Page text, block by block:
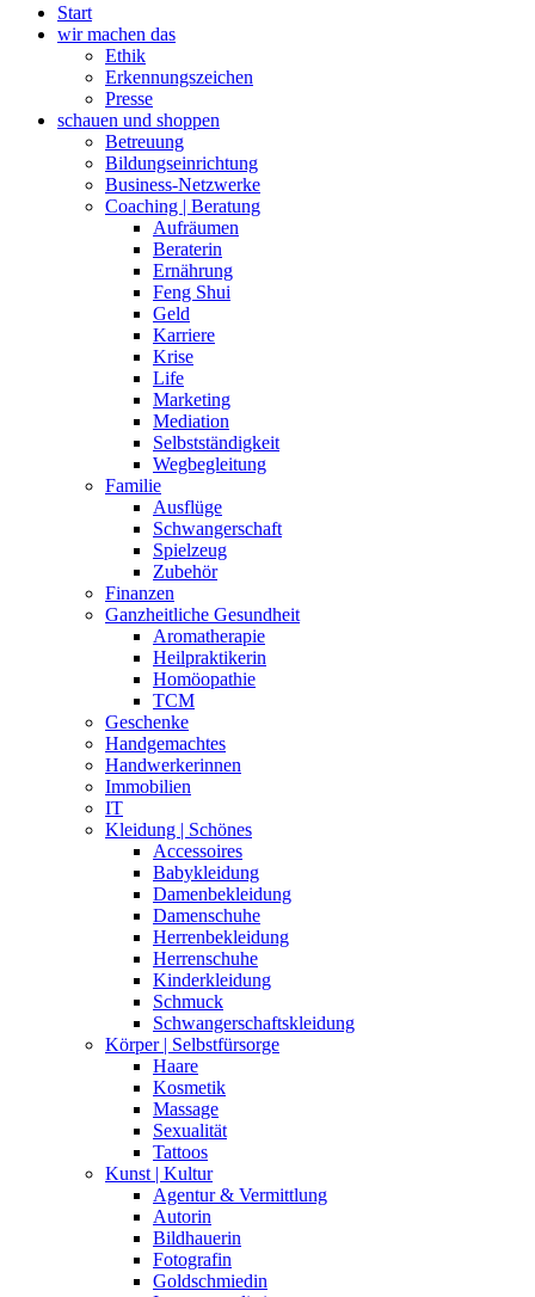
Start
wir machen das
Ethik
Erkennungszeichen
Presse
schauen und shoppen
Betreuung
Bildungseinrichtung
Business-Netzwerke
Coaching | Beratung
Aufräumen
Beraterin
Ernährung
Feng Shui
Geld
Karriere
Krise
Life
Marketing
Mediation
Selbstständigkeit
Wegbegleitung
Familie
Ausflüge
Schwangerschaft
Spielzeug
Zubehör
Finanzen
Ganzheitliche Gesundheit
Aromatherapie
Heilpraktikerin
Homöopathie
TCM
Geschenke
Handgemachtes
Handwerkerinnen
Immobilien
IT
Kleidung | Schönes
Accessoires
Babykleidung
Damenbekleidung
Damenschuhe
Herrenbekleidung
Herrenschuhe
Kinderkleidung
Schmuck
Schwangerschaftskleidung
Körper | Selbstfürsorge
Haare
Kosmetik
Massage
Sexualität
Tattoos
Kunst | Kultur
Agentur & Vermittlung
Autorin
Bildhauerin
Fotografin
Goldschmiedin